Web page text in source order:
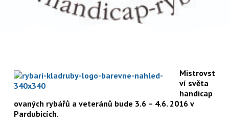
Mistrovst
ví světa
handicap
ovaných rybářů a veteránů bude 3.6 – 4.6. 2016 v
Pardubicích.